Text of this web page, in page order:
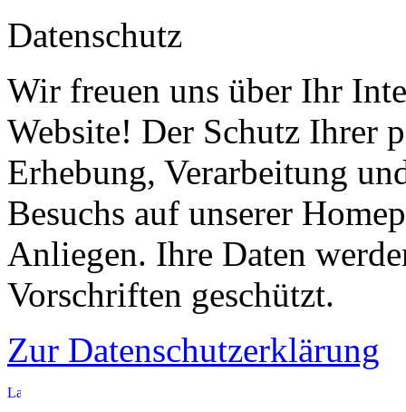
Datenschutz
Wir freuen uns über Ihr
Website! Der Schutz Ihrer
Erhebung, Verarbeitung
Besuchs auf unserer
Anliegen. Ihre Daten
Vorschriften geschützt.
Zur Datenschutzerklärung